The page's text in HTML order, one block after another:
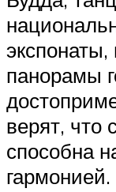
панорамы
верят, что
способна
гармонией.